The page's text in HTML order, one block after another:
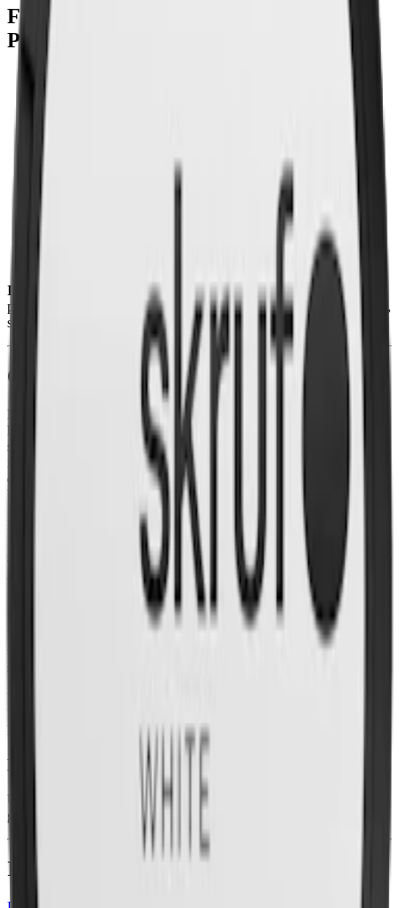
Fakta om LD Signum Ume White
Portionssnus
Varumärke:
Tillverkare:
Torrhet:
Ingredienser:
vatten, salt, tobak, fuktbevarande medel (E1520,
propylenglykol), surhetsreglerande medel (E501, kaliumkarbonater),
samt aromer.
Om LD Signum Ume White Portion
LD Signum Ume är ett snus
vars smak domineras av ume, även
känd som japansk plommon eller umeboshi. En komplex
smakblandning av surt, salt, en aning bitterhet och umami. Den
intensiva surheten, förstärkt genom fermentering, balanseras av en
djup sälta, medan en lätt bitter underton och en umami-kvalitet
bidrar till smakkomplexiteten.
Med en nikotinstyrka på 8 mg per prilla (motsvarande 1%
nikotininnehåll) ligger LD Signum Ume i kategorin normalstarkt
snus. Varje dosa innehåller 20 normalstora prillor, med en vikt av 0,8
gram per prilla och en totalvikt på 16 gram per dosa. En torrare prilla
ger en lägre rinnighet och en längre leverans av både smak och
LD Signum Ume tillverkas av Nordic Snus / JTI. Snuset innehåller
vatten, tobak, fuktighetsbevarare, surhetsreglerare, samt salt och
smakämnen (se komplett förteckning ovan).
Lanserad i juli 2023, LD Signum Ume White Portion är en del av
LD-familjens Signum-serie och tillverkas i snusfabriken i Vårgårda
Kvarn. Se
LD Signum Bergamott här
LD Signum Ume White Portion utgår ur sortimentet
Under 2024 slutade Nordic Snus tillverka LD Signum Ume. Den
går inte längre att beställa.
Information om varumärket LD